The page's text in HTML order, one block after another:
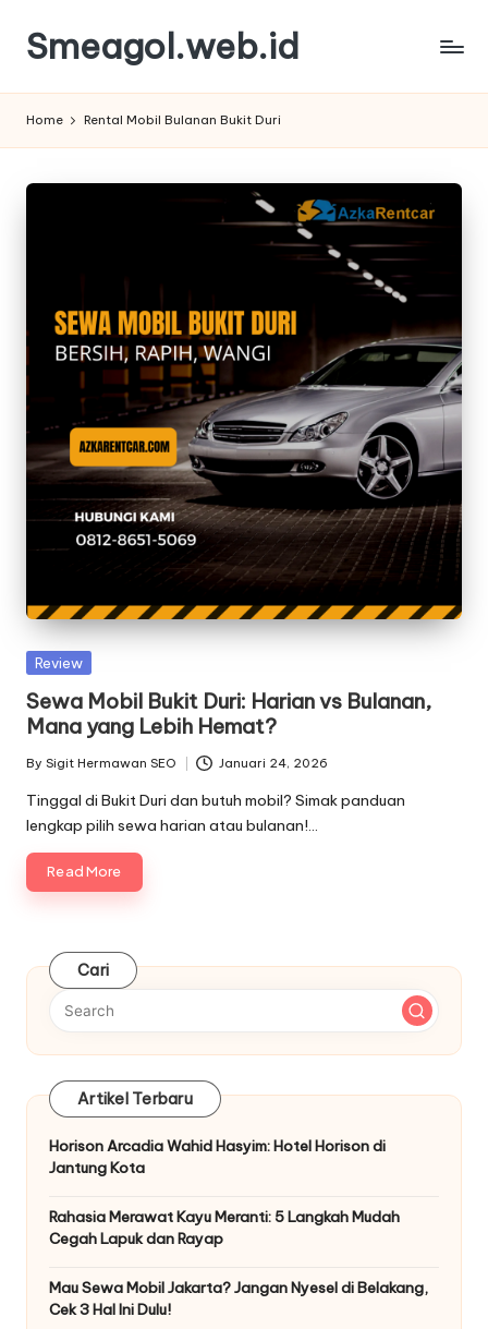
Skip
content
Smeagol.web.id
Informasi
dan
Home Rental Mobil Bulanan Bukit Duri
Posted
Review
Sewa Mobil Bukit Duri: Harian vs Bulanan,
Mana yang Lebih Hemat?
Posted
by
By Sigit Hermawan SEO Januari 24, 2026
Tinggal di Bukit Duri dan butuh mobil? Simak panduan
lengkap pilih sewa harian atau bulanan!…
Read More
Cari
Artikel Terbaru
Horison Arcadia Wahid Hasyim: Hotel Horison di
Jantung Kota
Rahasia Merawat Kayu Meranti: 5 Langkah Mudah
Cegah Lapuk dan Rayap
Mau Sewa Mobil Jakarta? Jangan Nyesel di Belakang,
Cek 3 Hal Ini Dulu!